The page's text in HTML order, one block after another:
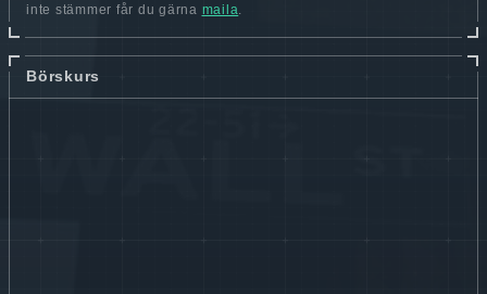
inte stämmer får du gärna maila.
Börskurs